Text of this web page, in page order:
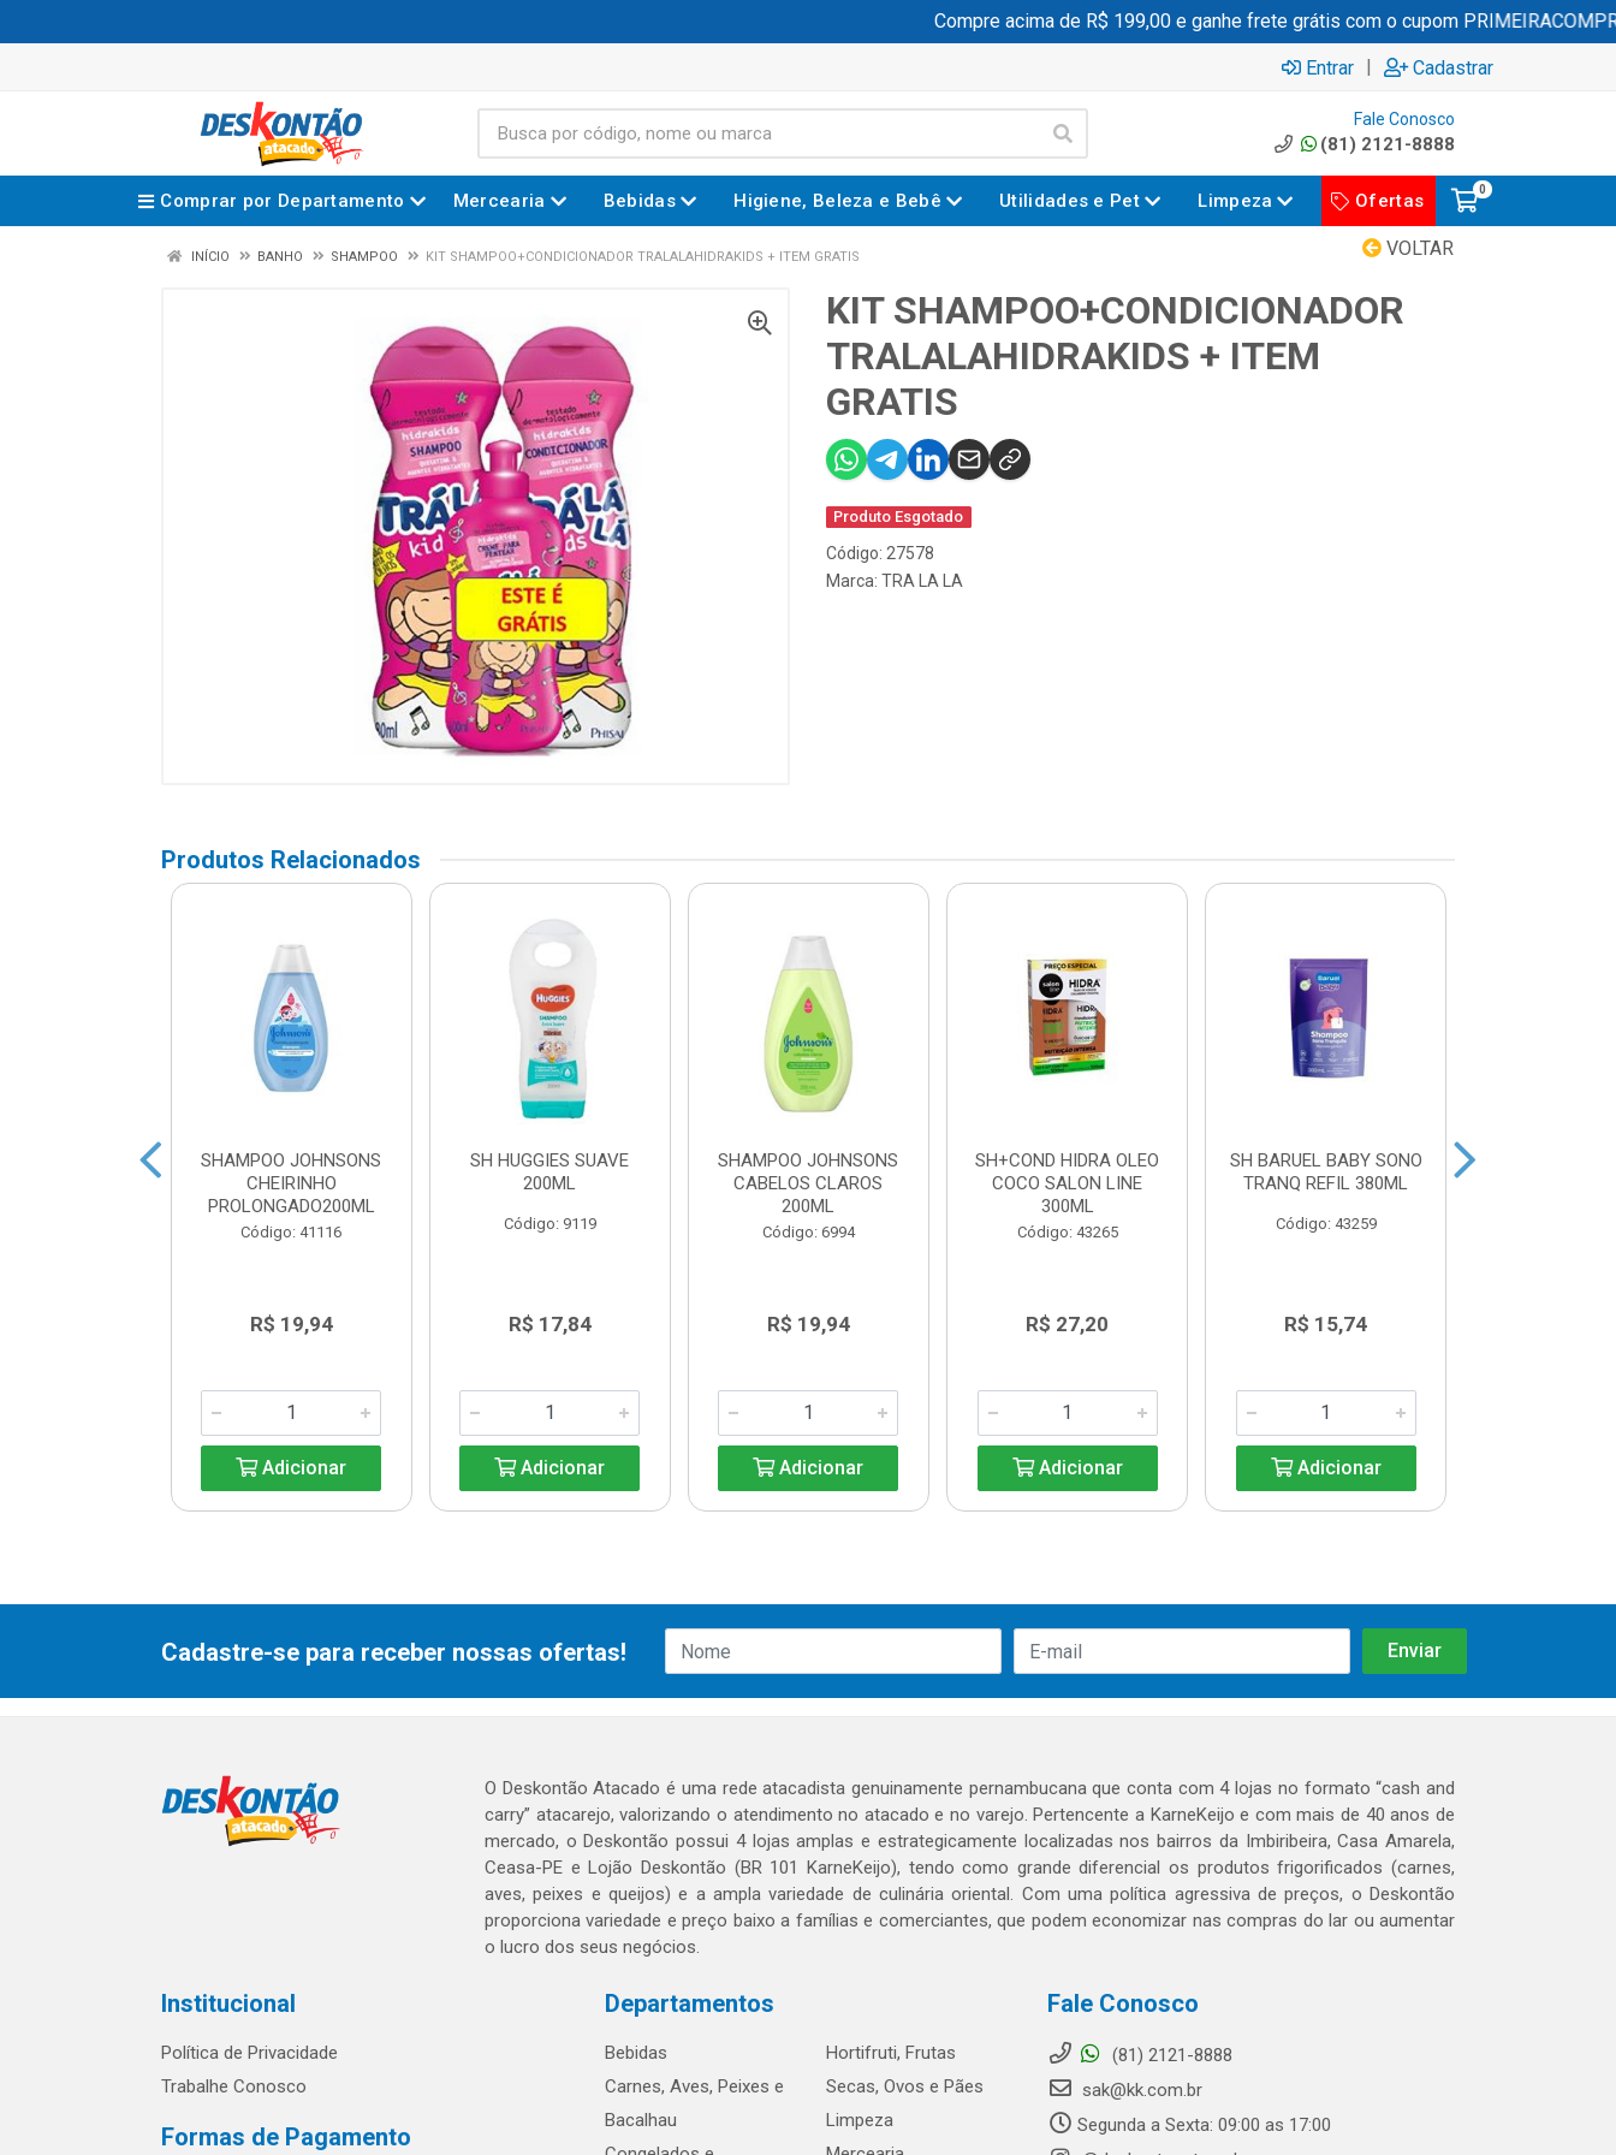
Compre acima de R$ 199,00 e ganhe frete grátis com o cupom PRIMEIRACOMPRA
Entrar | Cadastrar
Fale Conosco
(81) 2121-8888
Comprar por Departamento Mercearia Bebidas Higiene, Beleza e Bebê Utilidades e Pet Limpeza Ofertas
0
VOLTAR
INÍCIO BANHO SHAMPOO KIT SHAMPOO+CONDICIONADOR TRALALAHIDRAKIDS + ITEM GRATIS
KIT SHAMPOO+CONDICIONADOR
TRALALAHIDRAKIDS + ITEM
GRATIS
Produto Esgotado
Código: 27578
Marca: TRA LA LA
Produtos Relacionados
SHAMPOO JOHNSONS
CHEIRINHO
PROLONGADO200ML
Código: 41116
R$ 19,94
Adicionar
SH HUGGIES SUAVE
200ML
Código: 9119
R$ 17,84
Adicionar
SHAMPOO JOHNSONS
CABELOS CLAROS
200ML
Código: 6994
R$ 19,94
Adicionar
SH+COND HIDRA OLEO
COCO SALON LINE
300ML
Código: 43265
R$ 27,20
Adicionar
SH BARUEL BABY SONO
TRANQ REFIL 380ML
Código: 43259
R$ 15,74
Adicionar
Cadastre-se para receber nossas ofertas!
O Deskontão Atacado é uma rede atacadista genuinamente pernambucana que conta com 4 lojas no formato “cash and
carry” atacarejo, valorizando o atendimento no atacado e no varejo. Pertencente a KarneKeijo e com mais de 40 anos de
mercado, o Deskontão possui 4 lojas amplas e estrategicamente localizadas nos bairros da Imbiribeira, Casa Amarela,
Ceasa-PE e Lojão Deskontão (BR 101 KarneKeijo), tendo como grande diferencial os produtos frigorificados (carnes,
aves, peixes e queijos) e a ampla variedade de culinária oriental. Com uma política agressiva de preços, o Deskontão
proporciona variedade e preço baixo a famílias e comerciantes, que podem economizar nas compras do lar ou aumentar
o lucro dos seus negócios.
Institucional
Política de Privacidade
Trabalhe Conosco
Formas de Pagamento
Departamentos
Bebidas
Carnes, Aves, Peixes e
Bacalhau
Hortifruti, Frutas
Secas, Ovos e Pães
Limpeza
Fale Conosco
(81) 2121-8888
sak@kk.com.br
Segunda a Sexta: 09:00 as 17:00